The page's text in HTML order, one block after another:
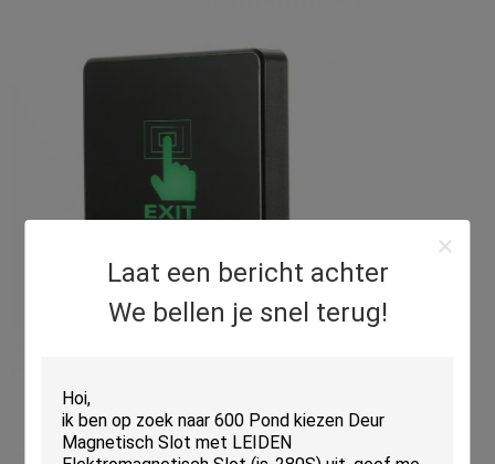
Laat een bericht achter
We bellen je snel terug!